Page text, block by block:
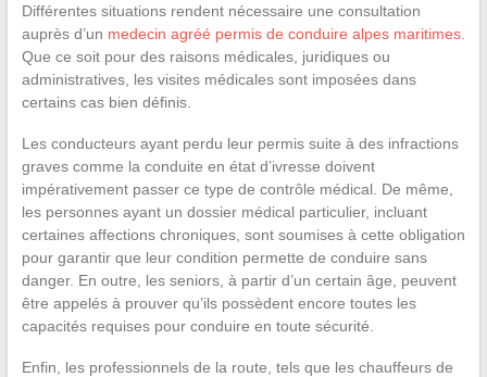
Différentes situations rendent nécessaire une consultation
auprès d’un medecin agréé permis de conduire alpes maritimes.
Que ce soit pour des raisons médicales, juridiques ou
administratives, les visites médicales sont imposées dans
certains cas bien définis.
Les conducteurs ayant perdu leur permis suite à des infractions
graves comme la conduite en état d’ivresse doivent
impérativement passer ce type de contrôle médical. De même,
les personnes ayant un dossier médical particulier, incluant
certaines affections chroniques, sont soumises à cette obligation
pour garantir que leur condition permette de conduire sans
danger. En outre, les seniors, à partir d’un certain âge, peuvent
être appelés à prouver qu’ils possèdent encore toutes les
capacités requises pour conduire en toute sécurité.
Enfin, les professionnels de la route, tels que les chauffeurs de